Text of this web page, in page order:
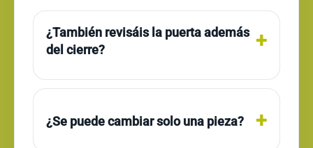
¿También revisáis la puerta además
del cierre?
¿Se puede cambiar solo una pieza?